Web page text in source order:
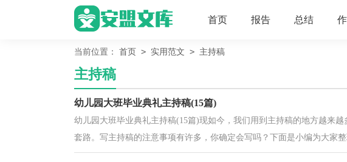
首页 报告 总结
当前位置： 首页 > 实用范文 > 主持稿
主持稿
幼儿园大班毕业典礼主持稿(15篇)
幼儿园大班毕业典礼主持稿(15篇)现如今，我们用到主持稿的地方越来
套路。写主持稿的注意事项有许多，你确定会写吗？下面是小编为大家